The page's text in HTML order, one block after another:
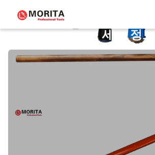
제품 세부 정보